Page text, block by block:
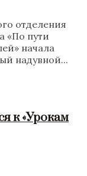
отделения
«По пути
начала
надувной...
к «Урокам